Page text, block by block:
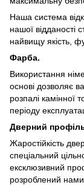
Наша система
нашої відданості
найвищу якість,
Фарба.
Використання
основі дозволяє
розпалі камінної
періоду
Дверний
Жаростійкість
спеціальний
ексклюзивний
розроблений